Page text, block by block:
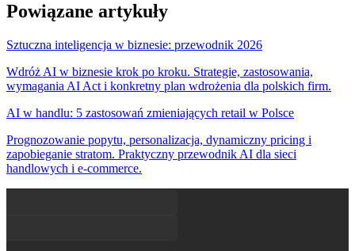
Powiązane artykuły
Sztuczna inteligencja w biznesie: przewodnik 2026
Wdróż AI w biznesie krok po kroku. Strategie, zastosowania,
wymagania AI Act i konkretny plan wdrożenia dla polskich firm.
AI w handlu: 5 zastosowań zmieniających retail w Polsce
Prognozowanie popytu, personalizacja, dynamiczny pricing i
zapobieganie stratom. Praktyczny przewodnik AI dla sieci
handlowych i e-commerce.